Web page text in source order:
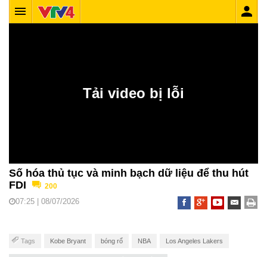
Số hóa thủ tục và minh bạch dữ liệu để thu hút
FDI
200
07:25 | 08/07/2026
Tags Kobe Bryant bóng rổ NBA Los Angeles Lakers